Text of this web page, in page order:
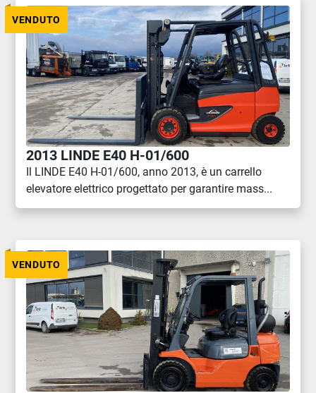
VENDUTO
2013 LINDE E40 H-01/600
Il LINDE E40 H-01/600, anno 2013, è un carrello
elevatore elettrico progettato per garantire mass...
VENDUTO